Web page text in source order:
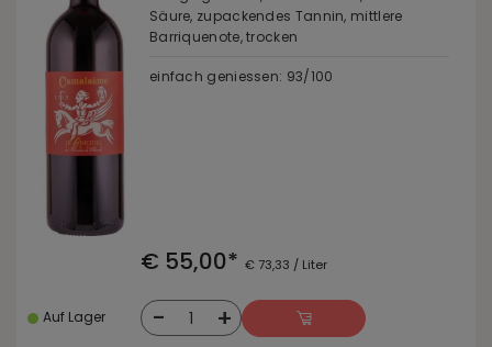
Säure, zupackendes Tannin, mittlere
Barriquenote, trocken
einfach geniessen: 93/100
€ 55,00* € 73,33 / Liter
Auf Lager - 1 +